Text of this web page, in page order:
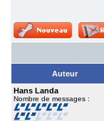
Auteur
Hans Landa
Nombre de messages :